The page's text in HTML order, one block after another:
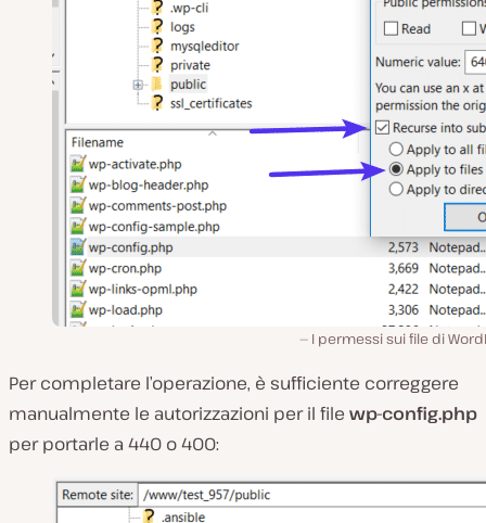
I permessi sui file di
Per completare l’operazione, è sufficiente correggere
manualmente le autorizzazioni per il file wp-config.php
per portarle a 440 o 400: